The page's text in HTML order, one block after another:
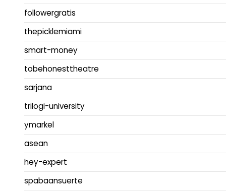
followergratis
thepicklemiami
smart-money
tobehonesttheatre
sarjana
trilogi-university
ymarkel
asean
hey-expert
spabaansuerte